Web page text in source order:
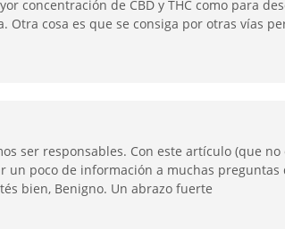
concentración de CBD y THC como para
Otra cosa es que se consiga por otras vías
ser responsables. Con este artículo (que
un poco de información a muchas preguntas
bien, Benigno. Un abrazo fuerte